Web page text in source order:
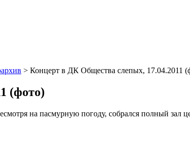
> Концерт в ДК Общества слепых, 17.04.2011
(фото)
на пасмурную погоду, собрался полный зал